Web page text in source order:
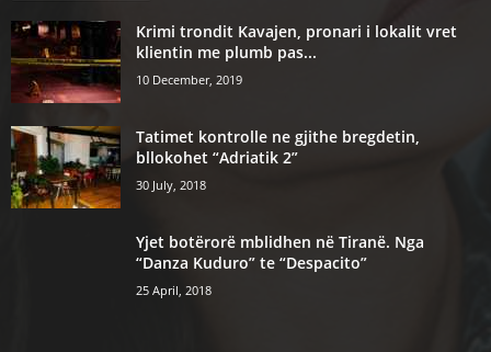
Krimi trondit Kavajen, pronari i lokalit vret
klientin me plumb pas...
10 December, 2019
Tatimet kontrolle ne gjithe bregdetin,
bllokohet “Adriatik 2”
30 July, 2018
Yjet botërorë mblidhen në Tiranë. Nga
“Danza Kuduro” te “Despacito”
25 April, 2018